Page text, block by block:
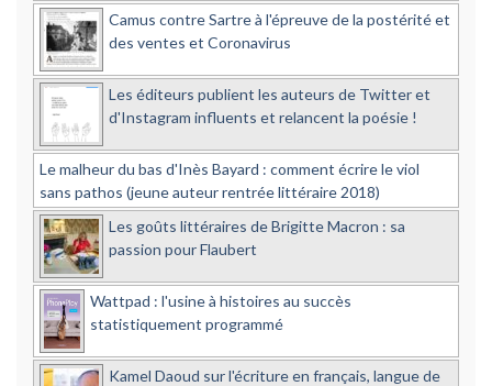
Camus contre Sartre à l'épreuve de la postérité et
des ventes et Coronavirus
Les éditeurs publient les auteurs de Twitter et
d'Instagram influents et relancent la poésie !
Le malheur du bas d'Inès Bayard : comment écrire le viol
sans pathos (jeune auteur rentrée littéraire 2018)
Les goûts littéraires de Brigitte Macron : sa
passion pour Flaubert
Wattpad : l'usine à histoires au succès
statistiquement programmé
Kamel Daoud sur l'écriture en français, langue de